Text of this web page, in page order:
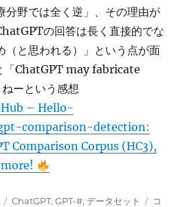
分野では全く逆」、その理由が
の回答は長く直接的でな
（と思われる）」という点が面
「ChatGPT may fabricate
ーという感想
– Hello-
comparison-detection:
Comparison Corpus (HC3),
タ
ChatGPT,GPT-#,データセット
HC3
コ